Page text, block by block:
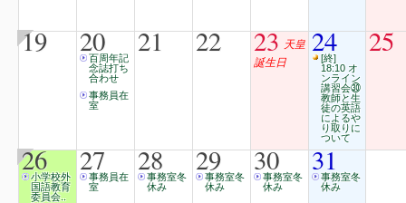
19 20
百周年記
念誌打ち
合わせ
事務員在
室
21 22 23 天皇
誕生日
24
[終]
18:10 オ
ンライン
講習会㉚
教師と生
徒の英語
によるや
り取りに
ついて
25
26
小学校外
国語教育
委員会..
27
事務員在
室
28
事務室冬
休み
29
事務室冬
休み
30
事務室冬
休み
31
事務室冬
休み